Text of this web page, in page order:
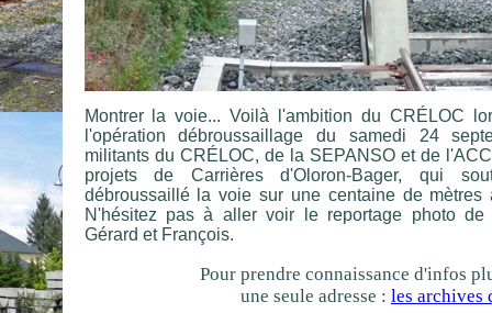
Montrer la voie... Voilà l'ambition du CRÉLOC
l'opération débroussaillage du samedi 24
militants du CRÉLOC, de la SEPANSO et de
projets de Carrières d'Oloron-Bager, qui
débroussaillé la voie sur une centaine de
N'hésitez pas à aller voir le reportage photo de
Gérard et François.
Pour prendre connaissance d'infos
une seule adresse : les archives